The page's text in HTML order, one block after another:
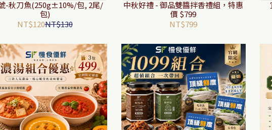
-秋刀魚(250g±10%/包, 2尾/
包)
NT$120NT$130
中秋好禮 - 御品雙醬拌香禮組，特惠
價 $799
NT$799